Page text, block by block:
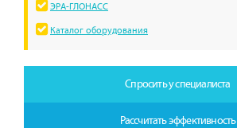
ЭРА-ГЛОНАСС
Каталог оборудования
Спросить у специалиста
Рассчитать эффективность